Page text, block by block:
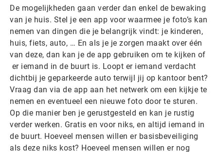
De mogelijkheden gaan verder dan enkel de bewaking
van je huis. Stel je een app voor waarmee je foto’s kan
nemen van dingen die je belangrijk vindt: je kinderen,
huis, fiets, auto, … En als je je zorgen maakt over één
van deze, dan kan je de app gebruiken om te kijken of
er iemand in de buurt is. Loopt er iemand verdacht
dichtbij je geparkeerde auto terwijl jij op kantoor bent?
Vraag dan via de app aan het netwerk om een kijkje te
nemen en eventueel een nieuwe foto door te sturen.
Op die manier ben je gerustgesteld en kan je rustig
verder werken. Gratis en voor niks, en altijd iemand in
de buurt. Hoeveel mensen willen er basisbeveiliging
als deze niks kost? Hoeveel mensen willen er nog